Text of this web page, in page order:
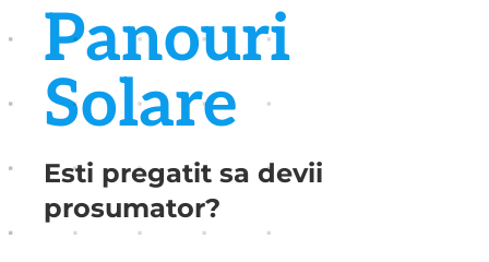
Panouri
Solare
Esti pregatit sa devii
prosumator?